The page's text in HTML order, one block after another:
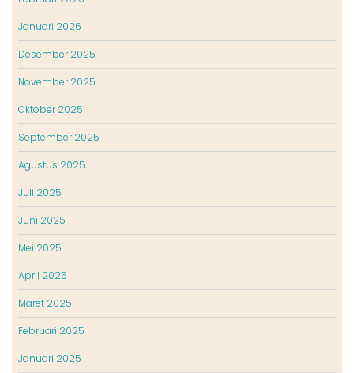
Januari 2026
Desember 2025
November 2025
Oktober 2025
September 2025
Agustus 2025
Juli 2025
Juni 2025
Mei 2025
April 2025
Maret 2025
Februari 2025
Januari 2025